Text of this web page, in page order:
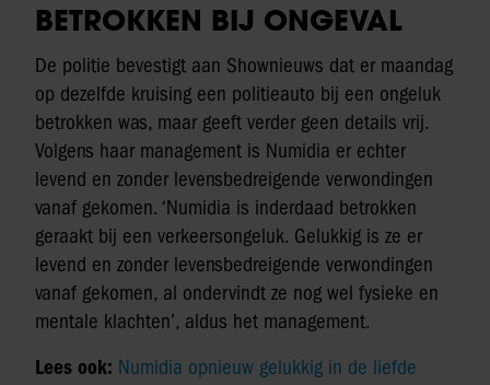
BETROKKEN BIJ ONGEVAL
De politie bevestigt aan Shownieuws dat er maandag
op dezelfde kruising een politieauto bij een ongeluk
betrokken was, maar geeft verder geen details vrij.
Volgens haar management is Numidia er echter
levend en zonder levensbedreigende verwondingen
vanaf gekomen. ‘Numidia is inderdaad betrokken
geraakt bij een verkeersongeluk. Gelukkig is ze er
levend en zonder levensbedreigende verwondingen
vanaf gekomen, al ondervindt ze nog wel fysieke en
mentale klachten’, aldus het management.
Lees ook: Numidia opnieuw gelukkig in de liefde